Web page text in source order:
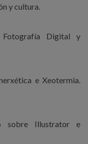
y cultura.
Fotografía Digital y
e Xeotermia.
sobre Illustrator e